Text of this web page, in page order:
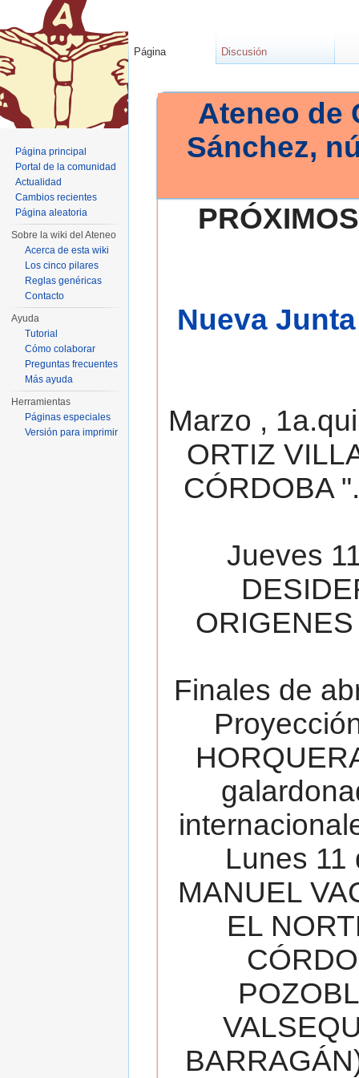
Ateneo de
Sánchez,
Nueva
Marzo ,
ORTIZ
CÓRDOBA
Jueves
Finales de
Lunes 11
MANUEL
EL
Página Discusión
Página principal
Portal de la comunidad
Actualidad
Cambios recientes
Página aleatoria
Sobre la wiki del Ateneo
Acerca de esta wiki
Los cinco pilares
Reglas genéricas
Contacto
Ayuda
Tutorial
Cómo colaborar
Preguntas frecuentes
Más ayuda
Herramientas
Páginas especiales
Versión para imprimir